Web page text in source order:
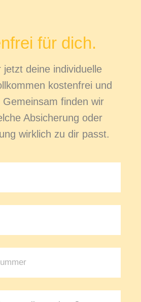
für dich.
jetzt deine individuelle
kostenfrei und
Gemeinsam finden wir
Absicherung oder
wirklich zu dir passt.